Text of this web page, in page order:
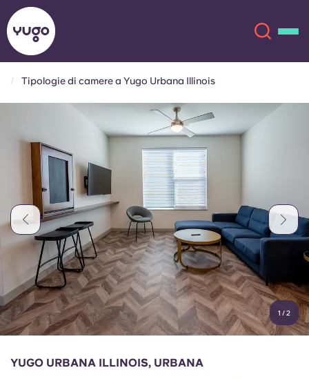
Sedi
Altro
Account Lingua
English (GB)
Seleziona un paese
Prenota ora
English (US)
Español
Català Deutsch
Italian French
Portuguese
Tipologie di camere a Yugo Urbana Illinois
1 /2
YUGO URBANA ILLINOIS, URBANA